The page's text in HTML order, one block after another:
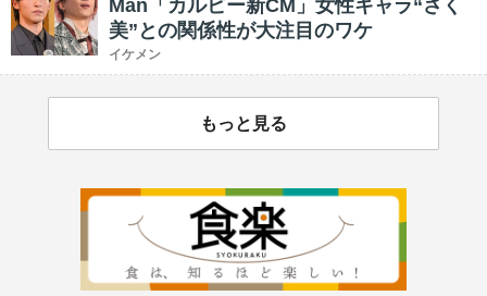
Man「カルビー新CM」女性キャラ“さく
美”との関係性が大注目のワケ
イケメン
もっと見る